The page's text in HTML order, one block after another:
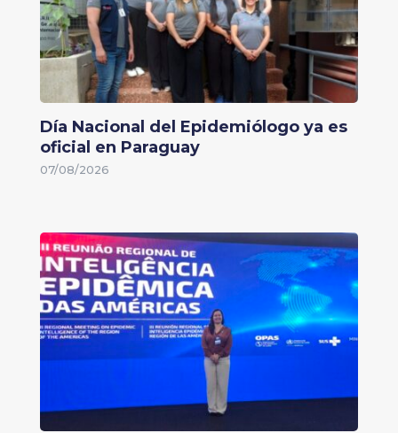
Día Nacional del Epidemiólogo ya es
oficial en Paraguay
07/08/2026